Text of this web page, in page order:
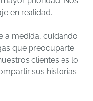
en realidad.
a medida, cuidando
que preocuparte
clientes es lo
sus historias